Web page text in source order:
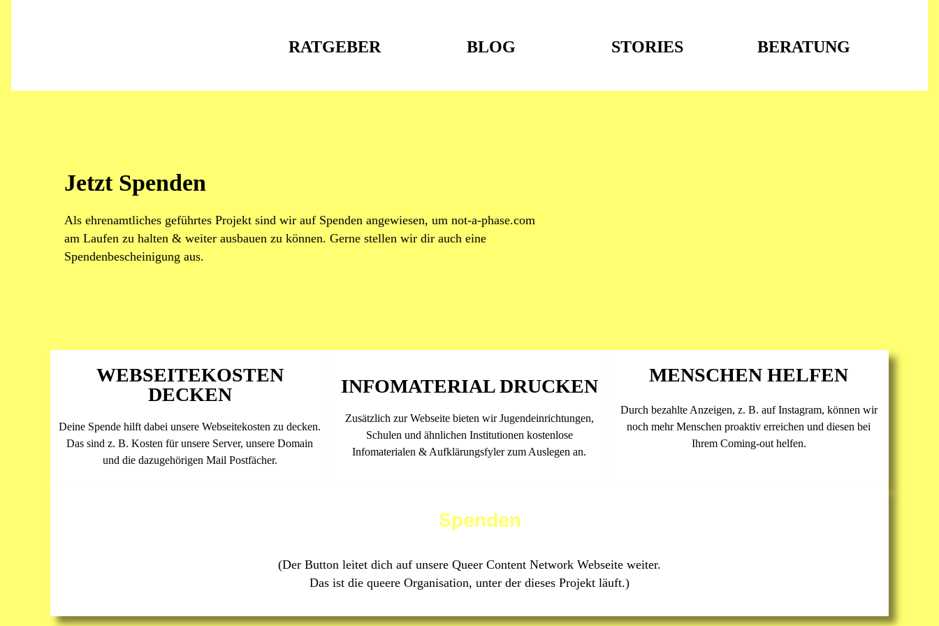
RATGEBER BLOG STORIES BERATUNG
Jetzt Spenden
Als ehrenamtliches geführtes Projekt sind wir auf Spenden angewiesen, um not-a-phase.com
am Laufen zu halten & weiter ausbauen zu können. Gerne stellen wir dir auch eine
Spendenbescheinigung aus.
WEBSEITEKOSTEN
DECKEN
Deine Spende hilft dabei unsere Webseitekosten zu decken.
Das sind z. B. Kosten für unsere Server, unsere Domain
und die dazugehörigen Mail Postfächer.
INFOMATERIAL DRUCKEN
Zusätzlich zur Webseite bieten wir Jugendeinrichtungen,
Schulen und ähnlichen Institutionen kostenlose
Infomaterialen & Aufklärungsfyler zum Auslegen an.
MENSCHEN HELFEN
Durch bezahlte Anzeigen, z. B. auf Instagram, können wir
noch mehr Menschen proaktiv erreichen und diesen bei
Ihrem Coming-out helfen.
Spenden
(Der Button leitet dich auf unsere Queer Content Network Webseite weiter.
Das ist die queere Organisation, unter der dieses Projekt läuft.)